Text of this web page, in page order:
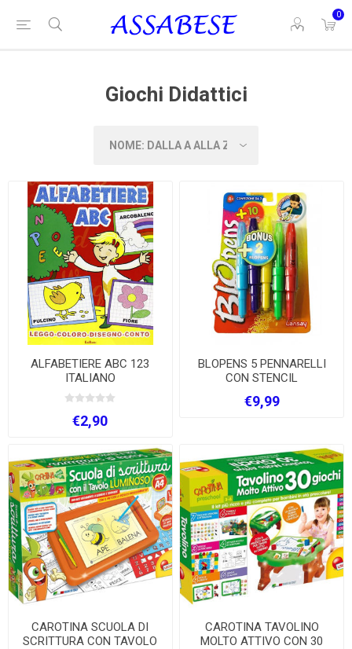
0
Giochi Didattici
ALFABETIERE ABC 123
ITALIANO
€2,90
BLOPENS 5 PENNARELLI
CON STENCIL
€9,99
CAROTINA SCUOLA DI
SCRITTURA CON TAVOLO
CAROTINA TAVOLINO
MOLTO ATTIVO CON 30